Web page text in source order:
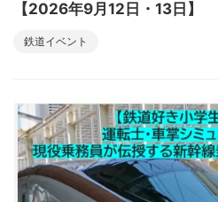
【2026年9月12日・13日】
鉄道イベント